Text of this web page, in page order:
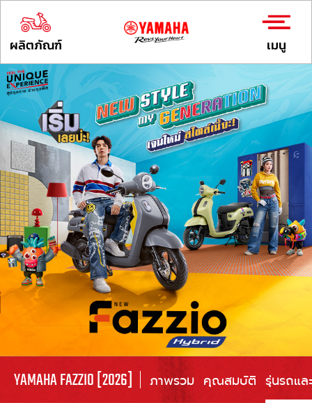
ผลิตภัณฑ์ เมนู
YAMAHA FAZZIO [2026] ภาพรวม คุณสมบัติ รุ่นรถแล